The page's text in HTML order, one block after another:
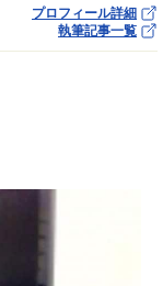
プロフィール詳細
執筆記事一覧